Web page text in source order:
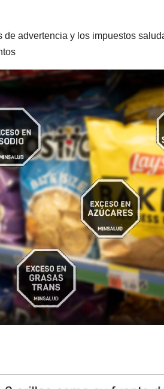
advertencia y los impuestos